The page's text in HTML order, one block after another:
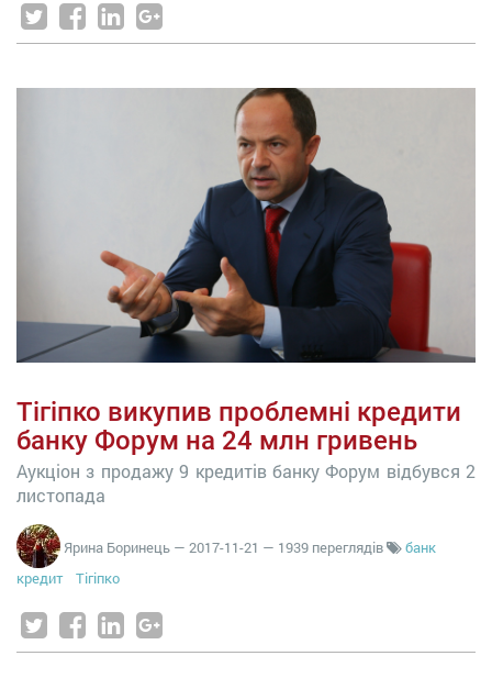
Тігіпко викупив проблемні кредити
банку Форум на 24 млн гривень
Аукціон з продажу 9 кредитів банку Форум відбувся 2
листопада
Ярина Боринець — 2017-11-21 — 1939 переглядів
банк
кредит
Тігіпко